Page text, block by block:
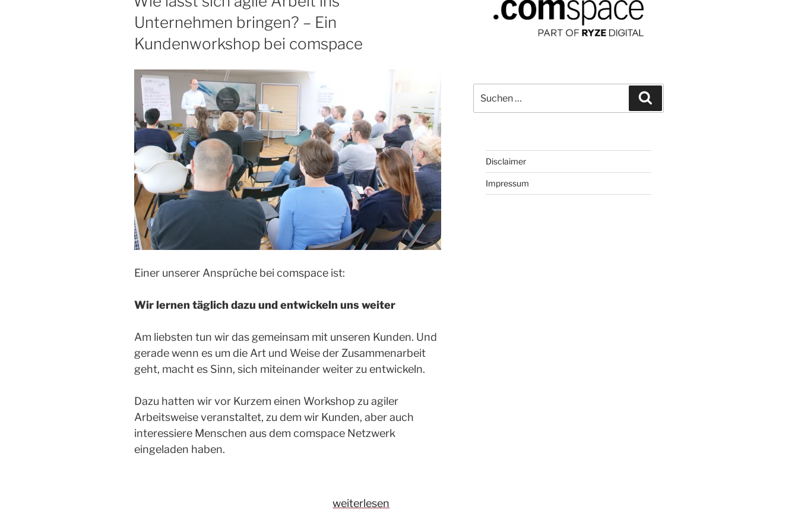
Unternehmen bringen? – Ein
Kundenworkshop bei comspace
Einer unserer Ansprüche bei comspace ist:
Wir lernen täglich dazu und entwickeln uns weiter
Am liebsten tun wir das gemeinsam mit unseren Kunden. Und
gerade wenn es um die Art und Weise der Zusammenarbeit
geht, macht es Sinn, sich miteinander weiter zu entwickeln.
Dazu hatten wir vor Kurzem einen Workshop zu agiler
Arbeitsweise veranstaltet, zu dem wir Kunden, aber auch
interessiere Menschen aus dem comspace Netzwerk
eingeladen haben.
„Wie
weiterlesen
nach:
Disclaimer
Impressum